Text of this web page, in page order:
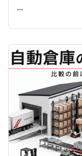
...
READ ME